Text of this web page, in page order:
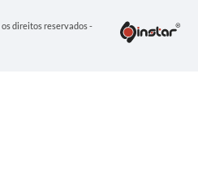
direitos reservados -